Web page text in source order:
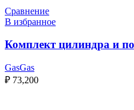
Сравнение
В избранное
Комплект цилиндра и
GasGas
₽ 73,200